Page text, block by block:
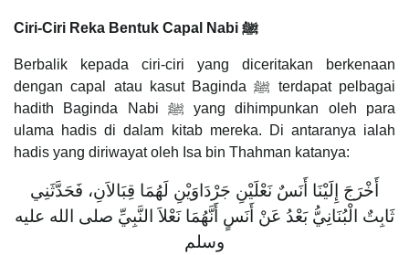
Ciri-Ciri Reka Bentuk Capal Nabi ﷺ
Berbalik kepada ciri-ciri yang diceritakan berkenaan
dengan capal atau kasut Baginda ﷺ terdapat pelbagai
hadith Baginda Nabi ﷺ yang dihimpunkan oleh para
ulama hadis di dalam kitab mereka. Di antaranya ialah
hadis yang diriwayat oleh Isa bin Thahman katanya:
أَخْرَجَ إِلَيْنَا أَنَسٌ نَعْلَيْنِ جَرْدَاوَيْنِ لَهُمَا قِبَالاَنِ، فَحَدَّثَنِي
ثَابِتٌ الْبُنَانِيُّ بَعْدُ عَنْ أَنَسٍ أَنَّهُمَا نَعْلاَ النَّبِيِّ صلى الله عليه
وسلم